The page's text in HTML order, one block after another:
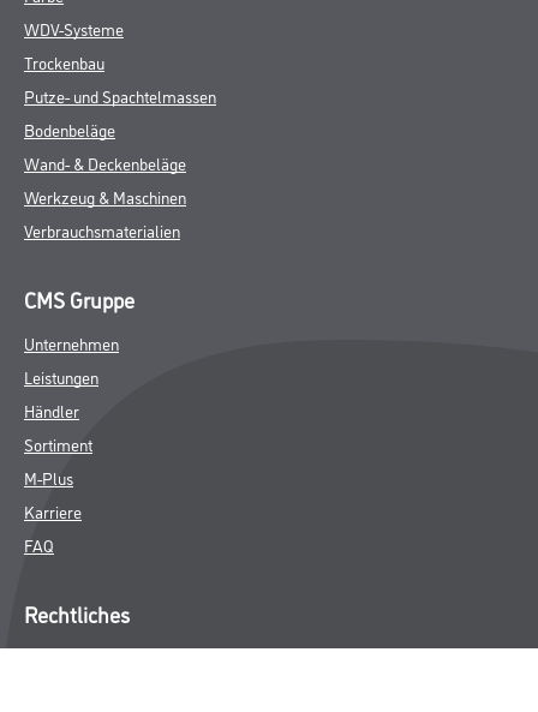
WDV-Systeme
Trockenbau
Putze- und Spachtelmassen
Bodenbeläge
Wand- & Deckenbeläge
Werkzeug & Maschinen
Verbrauchsmaterialien
CMS Gruppe
Unternehmen
Leistungen
Händler
Sortiment
M-Plus
Karriere
FAQ
Rechtliches